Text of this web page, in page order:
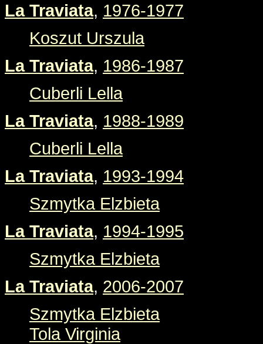
La Traviata, 1976-1977
Koszut Urszula
La Traviata, 1986-1987
Cuberli Lella
La Traviata, 1988-1989
Cuberli Lella
La Traviata, 1993-1994
Szmytka Elzbieta
La Traviata, 1994-1995
Szmytka Elzbieta
La Traviata, 2006-2007
Szmytka Elzbieta
Tola Virginia